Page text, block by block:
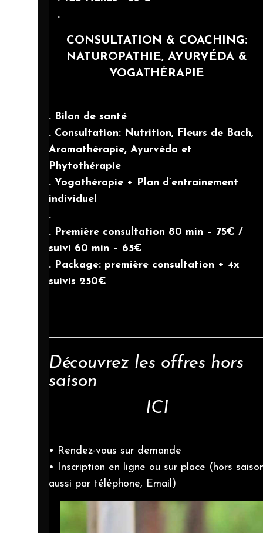
.
CONSULTATION & COACHING:
NATUROPATHIE, AYURVÉDA &
YOGATHÉRAPIE
. Bilan de santé
. Consultation: Nutrition, Fleurs de Bach,
Aromathérapie, Ayurvéda et
Phytothérapie
. Yogathérapie + Plan d’entrainement
individuel
.
. Première consultation 80 min – 75€ /
suivi 60 min – 65€
. Package: première consultation + 4x
suivis 250€
Découvrez les offres hors
saison
ICI
• Rendez-vous sur demande
• Inscription en ligne ou sur place (hors
aussi par téléphone, Email)